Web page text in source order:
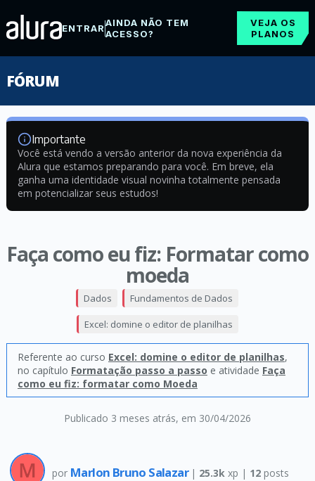
ENTRARAINDA NÃO TEM
ACESSO?
VEJA OS
PLANOS
FÓRUM
Importante
Você está vendo a versão anterior da nova experiência da
Alura que estamos preparando para você. Em breve, ela
ganha uma identidade visual novinha totalmente pensada
em potencializar seus estudos!
Faça como eu fiz: Formatar como
moeda
Publicado 3 meses atrás, em 30/04/2026
Dados Fundamentos de Dados
Excel: domine o editor de planilhas
Referente ao curso Excel: domine o editor de planilhas,
no capítulo Formatação passo a passo e atividade Faça
como eu fiz: formatar como Moeda
por Marlon Bruno Salazar | 25.3k xp | 12 posts